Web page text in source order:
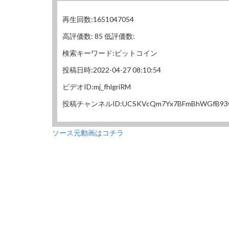
再生回数:1651047054
高評価数: 85 低評価数:
検索キーワード:ビットコイン
投稿日時:2022-04-27 08:10:54
ビデオID:mj_fhlgriRM
投稿チャンネル
ソース元動画はコチラ